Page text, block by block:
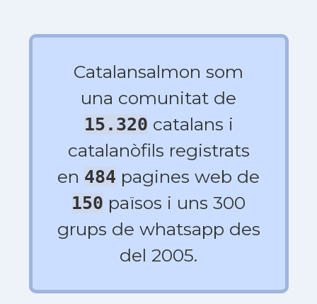
Catalansalmon som
una comunitat de
15.320 catalans i
catalanòfils registrats
en 484 pagines web de
150 països i uns 300
grups de whatsapp des
del 2005.